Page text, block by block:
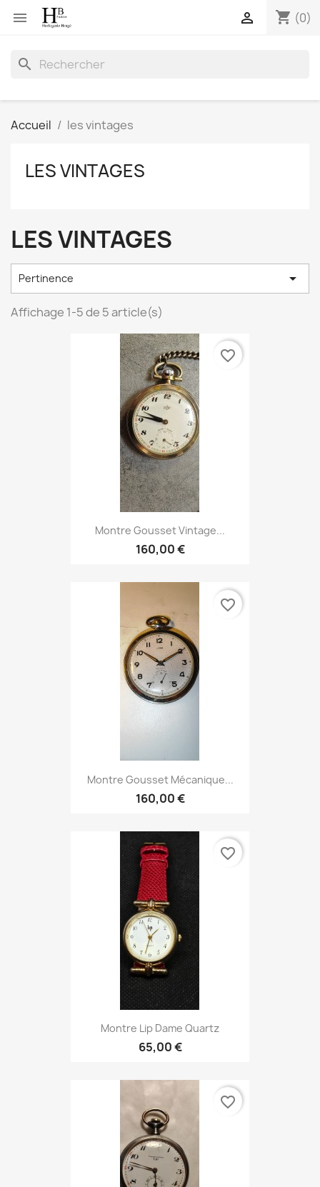
 shopping_cart (0)

search
Accueil les vintages
LES VINTAGES
LES VINTAGES
Pertinence 
Affichage 1-5 de 5 article(s)
Montre Gousset Vintage...
160,00 €
favorite_border
Montre Gousset Mécanique...
160,00 €
favorite_border
Montre Lip Dame Quartz
65,00 €
favorite_border
favorite_border